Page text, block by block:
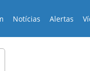
Notícias Alertas